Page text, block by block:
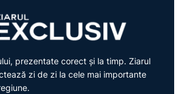
prezentate corect și la timp. Ziarul
zi de zi la cele mai importante